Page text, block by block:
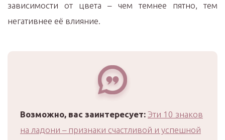
зависимости от цвета – чем темнее пятно, тем
негативнее её влияние.
Возможно, вас заинтересует: Эти 10 знаков
на ладони – признаки счастливой и успешной